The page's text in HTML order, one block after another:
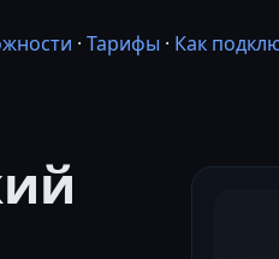
· Тарифы · Как